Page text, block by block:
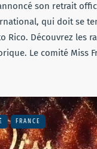
son retrait
qui doit se
Rico. Découvrez les
Le comité Miss
FRANCE